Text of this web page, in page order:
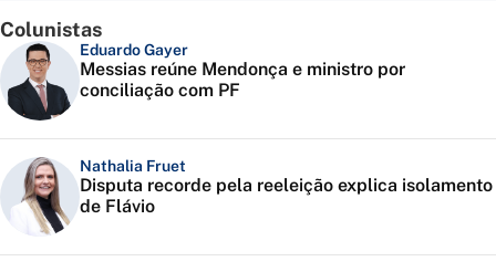
Colunistas
Eduardo Gayer
Messias reúne Mendonça e ministro por
conciliação com PF
Nathalia Fruet
Disputa recorde pela reeleição explica isolamento
de Flávio